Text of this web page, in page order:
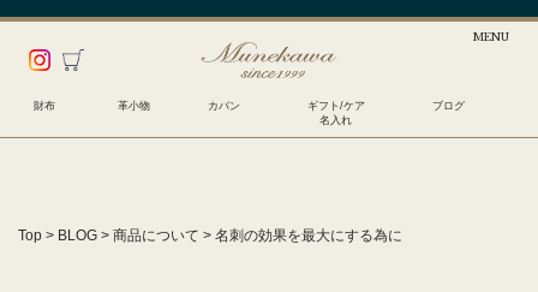
財布 革小物 カバン
ギフト/ケア
名入れ
ブログ
Top > BLOG > 商品について > 名刺の効果を最大にする為に